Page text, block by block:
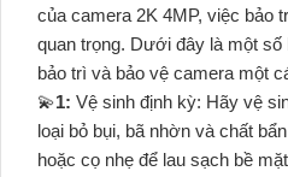
của camera 2K 4MP, việc bảo
quan trọng. Dưới đây là một
bảo trì và bảo vệ camera một
💫1: Vệ sinh định kỳ: Hãy vệ
loại bỏ bụi, bã nhờn và chất
hoặc cọ nhẹ để lau sạch bề